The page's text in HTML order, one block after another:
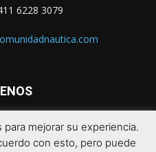
6228 3079
mejorar su experiencia.
con esto, pero puede